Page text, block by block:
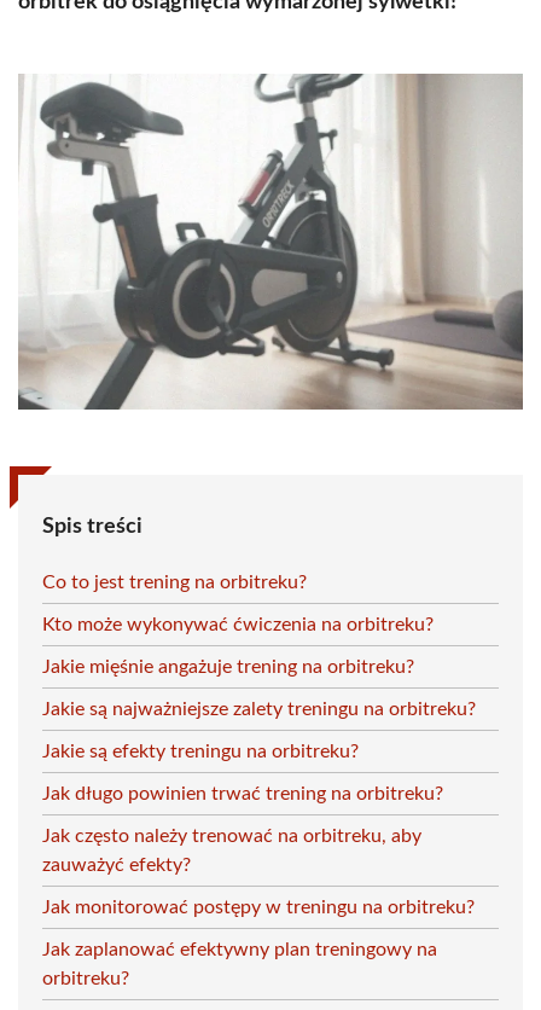
Spis treści
Co to jest trening na orbitreku?
Kto może wykonywać ćwiczenia na orbitreku?
Jakie mięśnie angażuje trening na orbitreku?
Jakie są najważniejsze zalety treningu na orbitreku?
Jakie są efekty treningu na orbitreku?
Jak długo powinien trwać trening na orbitreku?
Jak często należy trenować na orbitreku, aby
zauważyć efekty?
Jak monitorować postępy w treningu na orbitreku?
Jak zaplanować efektywny plan treningowy na
orbitreku?